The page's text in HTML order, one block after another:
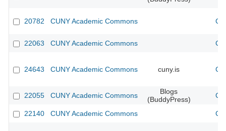
20782 CUNY Academic Commons
22063 CUNY Academic Commons
24643 CUNY Academic Commons cuny.is
22055 CUNY Academic Commons
Blogs
(BuddyPress)
22140 CUNY Academic Commons